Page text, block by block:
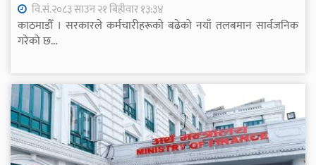
वि.सं.२०८३ साउन २१ बिहीवार १३:३४
काठमाडौँ । सरकारले कर्मचारीहरूको बढेको नयाँ तलबमान सार्वजनिक
गरेको छ...